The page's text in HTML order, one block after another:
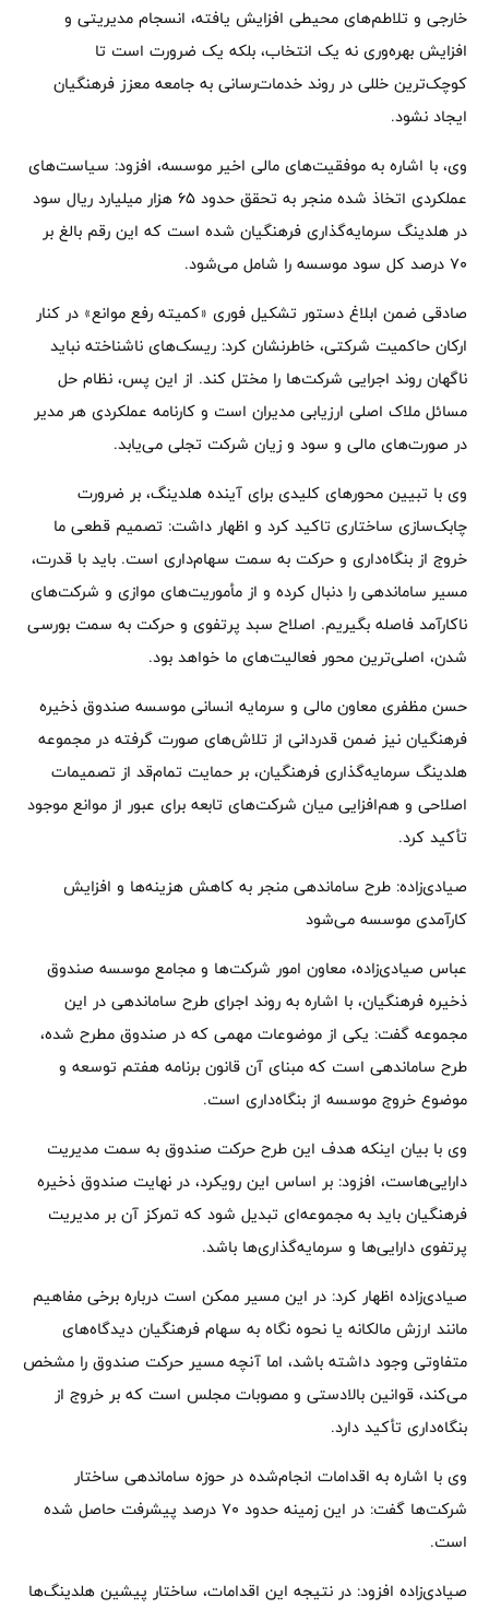
خارجی و تلاطم‌های محیطی افزایش یافته، انسجام مدیریتی و
افزایش بهره‌وری نه یک انتخاب، بلکه یک ضرورت است تا
کوچک‌ترین خللی در روند خدمات‌رسانی به جامعه معزز فرهنگیان
ایجاد نشود.
وی، با اشاره به موفقیت‌های مالی اخیر موسسه، افزود: سیاست‌های
عملکردی اتخاذ شده منجر به تحقق حدود ۶۵ هزار میلیارد ریال سود
در هلدینگ سرمایه‌گذاری فرهنگیان شده است که این رقم بالغ بر
۷۰ درصد کل سود موسسه را شامل می‌شود.
صادقی ضمن ابلاغ دستور تشکیل فوری «کمیته رفع موانع» در کنار
ارکان حاکمیت شرکتی، خاطرنشان کرد: ریسک‌های ناشناخته نباید
ناگهان روند اجرایی شرکت‌ها را مختل کند. از این پس، نظام حل
مسائل ملاک اصلی ارزیابی مدیران است و کارنامه عملکردی هر مدیر
در صورت‌های مالی و سود و زیان شرکت تجلی می‌یابد.
وی با تبیین محورهای کلیدی برای آینده هلدینگ، بر ضرورت
چابک‌سازی ساختاری تاکید کرد و اظهار داشت: تصمیم قطعی ما
خروج از بنگاه‌داری و حرکت به سمت سهام‌داری است. باید با قدرت،
مسیر ساماندهی را دنبال کرده و از مأموریت‌های موازی و شرکت‌های
ناکارآمد فاصله بگیریم. اصلاح سبد پرتفوی و حرکت به سمت بورسی
شدن، اصلی‌ترین محور فعالیت‌های ما خواهد بود.
حسن مظفری معاون مالی و سرمایه انسانی موسسه صندوق ذخیره
فرهنگیان نیز ضمن قدردانی از تلاش‌های صورت گرفته در مجموعه
هلدینگ‌ سرمایه‌گذاری فرهنگیان، بر حمایت تمام‌قد از تصمیمات
اصلاحی و هم‌افزایی میان شرکت‌های تابعه برای عبور از موانع موجود
تأکید کرد.
صیادی‌زاده: طرح ساماندهی منجر به کاهش هزینه‌ها و افزایش
کارآمدی موسسه می‌شود
عباس صیادی‌زاده، معاون امور شرکت‌ها و مجامع موسسه صندوق
ذخیره فرهنگیان، با اشاره به روند اجرای طرح ساماندهی در این
مجموعه گفت: یکی از موضوعات مهمی که در صندوق مطرح شده،
طرح ساماندهی است که مبنای آن قانون برنامه هفتم توسعه و
موضوع خروج موسسه از بنگاه‌داری است.
وی با بیان اینکه هدف این طرح حرکت صندوق به سمت مدیریت
دارایی‌هاست، افزود: بر اساس این رویکرد، در نهایت صندوق ذخیره
فرهنگیان باید به مجموعه‌ای تبدیل شود که تمرکز آن بر مدیریت
پرتفوی دارایی‌ها و سرمایه‌گذاری‌ها باشد.
صیادی‌زاده اظهار کرد: در این مسیر ممکن است درباره برخی مفاهیم
مانند ارزش مالکانه یا نحوه نگاه به سهام فرهنگیان دیدگاه‌های
متفاوتی وجود داشته باشد، اما آنچه مسیر حرکت صندوق را مشخص
می‌کند، قوانین بالادستی و مصوبات مجلس است که بر خروج از
بنگاه‌داری تأکید دارد.
وی با اشاره به اقدامات انجام‌شده در حوزه ساماندهی ساختار
شرکت‌ها گفت: در این زمینه حدود ۷۰ درصد پیشرفت حاصل شده
است.
صیادی‌زاده افزود: در نتیجه این اقدامات، ساختار پیشین هلدینگ‌ها